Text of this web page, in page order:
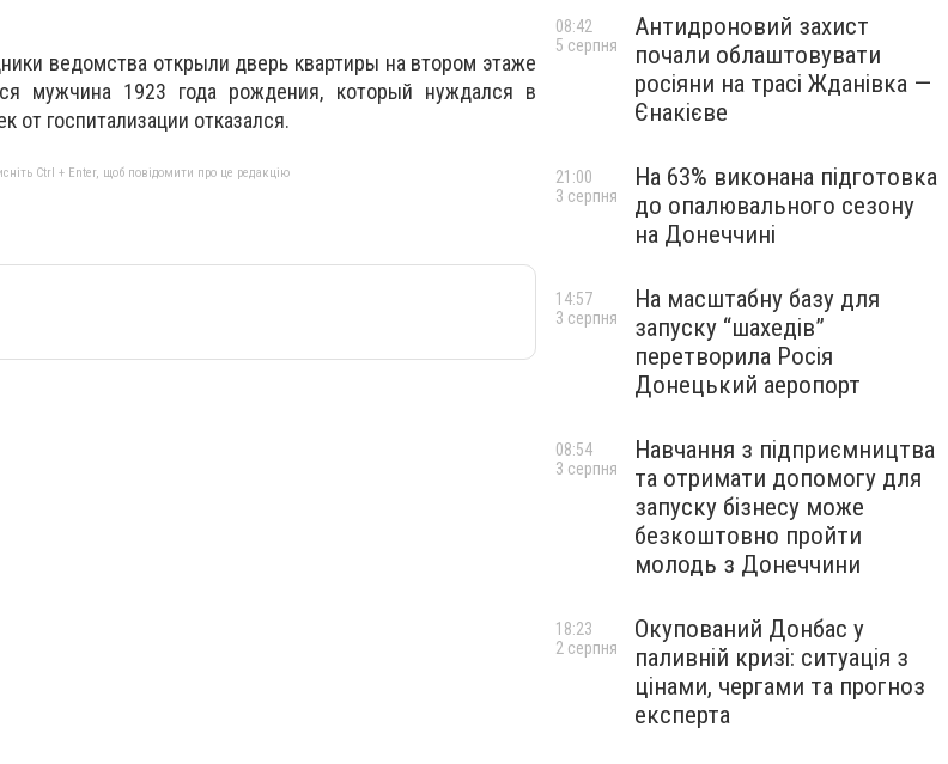
ведомства открыли дверь квартиры на втором этаже
мужчина 1923 года рождения, который нуждался в
госпитализации отказался.
Ctrl + Enter, щоб повідомити про це редакцію
Антидроновий захист
почали облаштовувати
росіяни на трасі Жданівка —
Єнакієве
08:42
5 серпня
На 63% виконана підготовка
до опалювального сезону
на Донеччині
21:00
3 серпня
На масштабну базу для
запуску “шахедів”
перетворила Росія
Донецький аеропорт
14:57
3 серпня
Навчання з підприємництва
та отримати допомогу для
запуску бізнесу може
безкоштовно пройти
молодь з Донеччини
08:54
3 серпня
Окупований Донбас у
паливній кризі: ситуація з
цінами, чергами та прогноз
експерта
18:23
2 серпня